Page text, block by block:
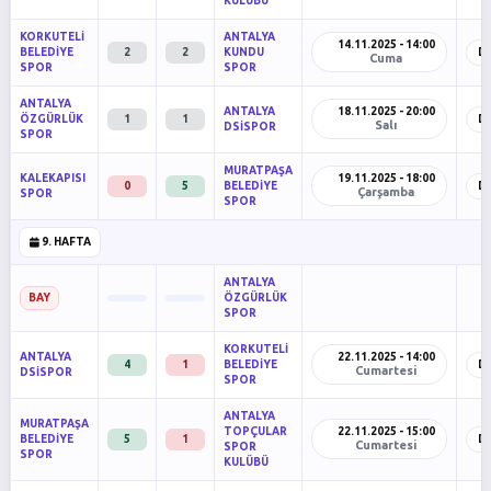
KORKUTELİ
BELEDİYE
SPOR
2 2
ANTALYA
KUNDU
SPOR
14.11.2025 - 14:00
Cuma
ANTALYA
ÖZGÜRLÜK
SPOR
1 1
ANTALYA
DSİSPOR
18.11.2025 - 20:00
Salı
KALEKAPISI
SPOR
0 5
MURATPAŞA
BELEDİYE
SPOR
19.11.2025 - 18:00
Çarşamba
9. HAFTA
BAY
ANTALYA
ÖZGÜRLÜK
SPOR
ANTALYA
DSİSPOR
4 1
KORKUTELİ
BELEDİYE
SPOR
22.11.2025 - 14:00
Cumartesi
MURATPAŞA
BELEDİYE
SPOR
5 1
ANTALYA
TOPÇULAR
SPOR
KULÜBÜ
22.11.2025 - 15:00
Cumartesi